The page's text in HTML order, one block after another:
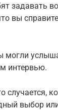
задавать
вы
могли
интервью.
случается,
выбор